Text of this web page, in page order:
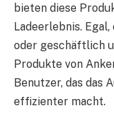
bieten diese
Ladeerlebnis.
oder geschäftlich
Produkte von
Benutzer, das das
effizienter macht.